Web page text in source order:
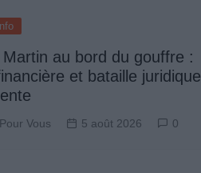
au bord du gouffre :
et bataille juridique
Vous 5 août 2026 0